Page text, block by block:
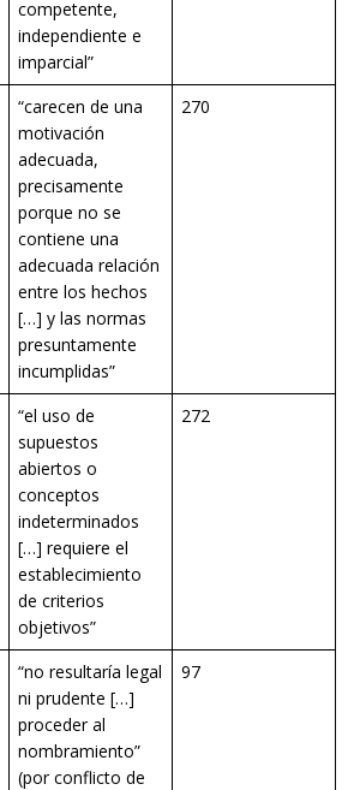
competente,
independiente e
imparcial”
“carecen de una
motivación
adecuada,
precisamente
porque no se
contiene una
adecuada relación
entre los hechos
[…] y las normas
presuntamente
incumplidas”
270
“el uso de
supuestos
abiertos o
conceptos
indeterminados
[…] requiere el
establecimiento
de criterios
objetivos”
272
“no resultaría legal
ni prudente […]
proceder al
nombramiento”
(por conflicto de
97